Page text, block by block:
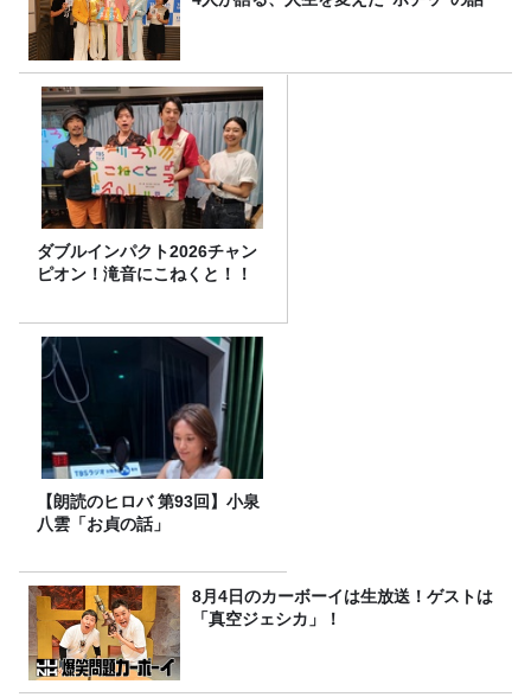
ダブルインパクト2026チャン
ピオン！滝音にこねくと！！
【朗読のヒロバ 第93回】小泉
八雲「お貞の話」
8月4日のカーボーイは生放送！ゲストは
「真空ジェシカ」！